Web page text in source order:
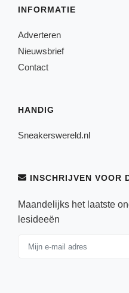
INFORMATIE
Adverteren
Nieuwsbrief
Contact
HANDIG
Sneakerswereld.nl
INSCHRIJVEN VOOR
Maandelijks het laatste
lesideeën